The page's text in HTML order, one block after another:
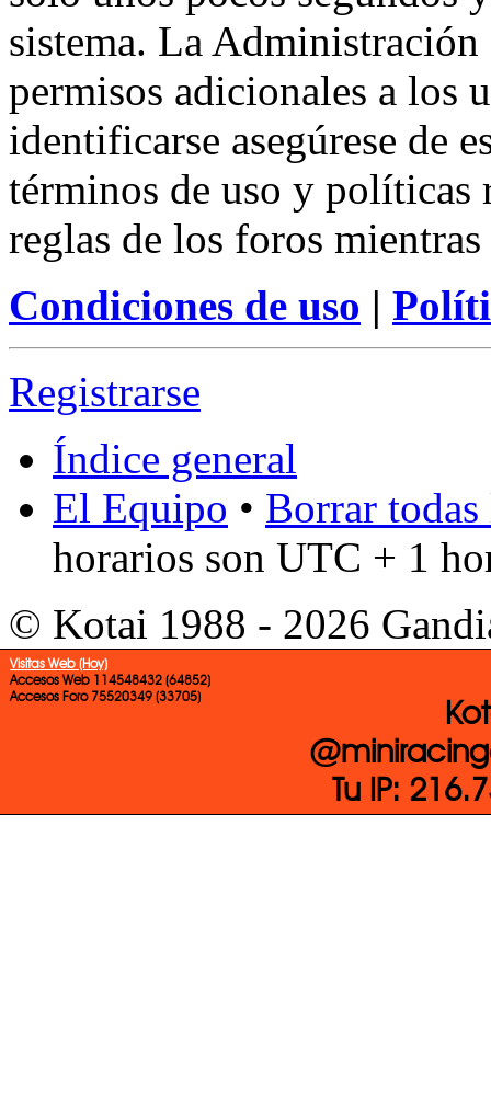
sistema. La
permisos adicionales a los
identificarse asegúrese de
términos de uso y políticas
reglas de los foros
Condiciones de uso |
Registrarse
Índice general
El Equipo • Borrar
horarios son UTC + 1
© Kotai 1988 - 2026
Visitas Web (Hoy)
Accesos Web 114548432 (64852)
Accesos Foro 75520349 (33705)
Tu IP: